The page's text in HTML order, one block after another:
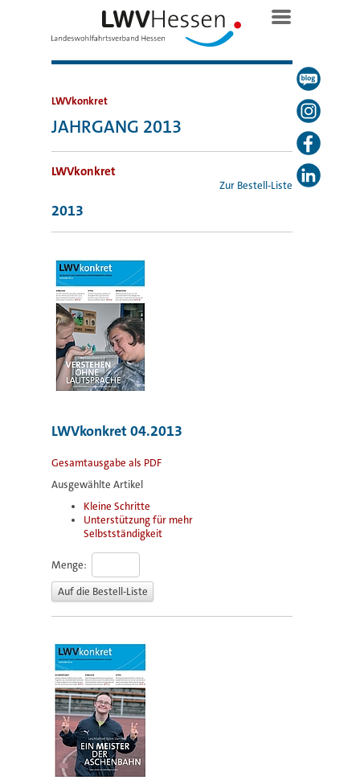
LWVkonkret
JAHRGANG 2013
LWVkonkret
Zur Bestell-Liste
2013
LWVkonkret 04.2013
Gesamtausgabe als PDF
Ausgewählte Artikel
Kleine Schritte
Unterstützung für mehr
Selbstständigkeit
Menge: